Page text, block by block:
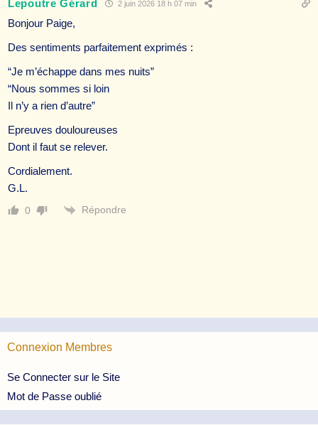
Lepoutre Gérard 2 juin 2026 18 h 07 min
Bonjour Paige,
Des sentiments parfaitement exprimés :
“Je m’échappe dans mes nuits”
“Nous sommes si loin
Il n’y a rien d’autre”
Epreuves douloureuses
Dont il faut se relever.
Cordialement.
G.L.
0 Répondre
Connexion Membres
Se Connecter sur le Site
Mot de Passe oublié